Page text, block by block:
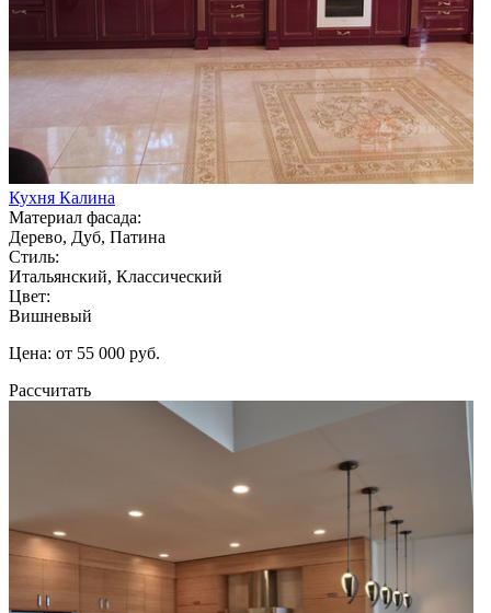
Кухня Калина
Материал фасада:
Дерево, Дуб, Патина
Стиль:
Итальянский, Классический
Цвет:
Вишневый
Цена: от 55 000 руб.
Рассчитать